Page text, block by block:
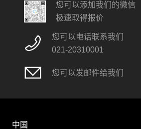
您可以添加我们的微信
极速取得报价
您可以电话联系我们
021-20310001
您可以发邮件给我们
中国